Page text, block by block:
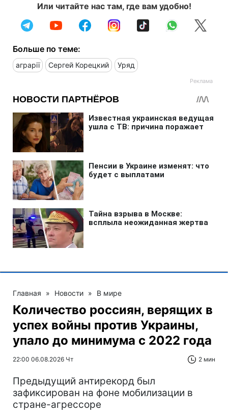
Или читайте нас там, где вам удобно!
Больше по теме:
аграрії Сергей Корецкий Уряд
Главная » Новости » В мире
Количество россиян, верящих в
успех войны против Украины,
упало до минимума с 2022 года
22:00 06.08.2026 Чт 2 мин
Предыдущий антирекорд был
зафиксирован на фоне мобилизации в
стране-агрессоре